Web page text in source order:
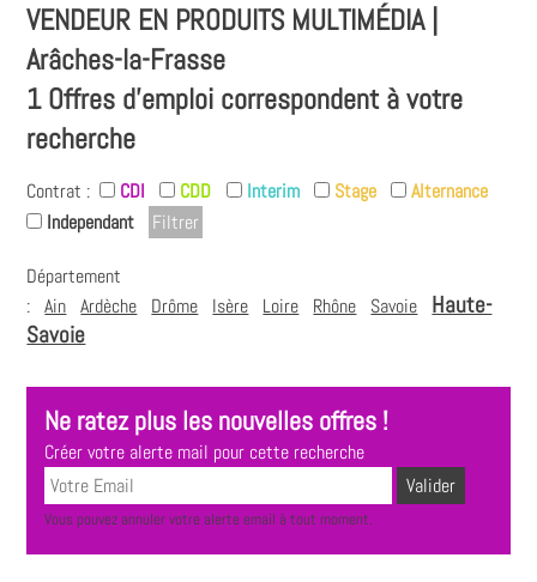
VENDEUR EN PRODUITS MULTIMÉDIA |
Arâches-la-Frasse
1 Offres d'emploi correspondent à votre
recherche
Contrat : CDI CDD Interim Stage
Alternance
Independant
Département
: Ain Ardèche Drôme Isère Loire Rhône Savoie
Haute-
Savoie
Ne ratez plus les nouvelles offres !
Créer votre alerte mail pour cette recherche
Vous pouvez annuler votre alerte email à tout moment.